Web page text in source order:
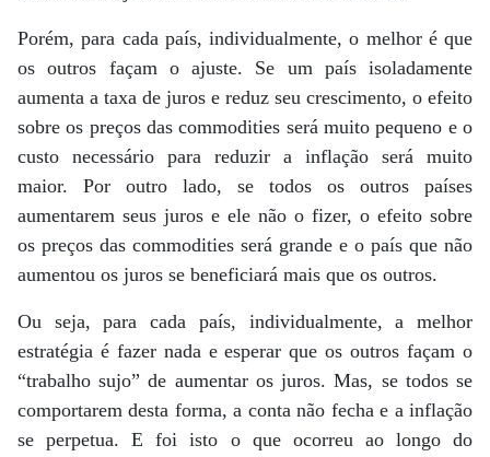
Porém, para cada país, individualmente, o melhor é que
os outros façam o ajuste. Se um país isoladamente
aumenta a taxa de juros e reduz seu crescimento, o efeito
sobre os preços das commodities será muito pequeno e o
custo necessário para reduzir a inflação será muito
maior. Por outro lado, se todos os outros países
aumentarem seus juros e ele não o fizer, o efeito sobre
os preços das commodities será grande e o país que não
aumentou os juros se beneficiará mais que os outros.
Ou seja, para cada país, individualmente, a melhor
estratégia é fazer nada e esperar que os outros façam o
“trabalho sujo” de aumentar os juros. Mas, se todos se
comportarem desta forma, a conta não fecha e a inflação
se perpetua. E foi isto o que ocorreu ao longo do